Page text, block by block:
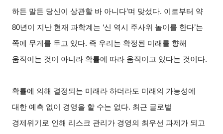
하든 말든 당신이 상관할 바 아니다’며 맞섰다. 이로부터 약
80년이 지난 현재 과학계는 ‘신 역시 주사위 놀이를 한다’는
쪽에 무게를 두고 있다. 즉 우리는 확정된 미래를 향해
움직이는 것이 아니라 확률에 따라 움직이고 있다는 것이다.
확률에 의해 결정되는 미래라 하더라도 미래의 가능성에
대한 예측 없이 경영을 할 수는 없다. 최근 글로벌
경제위기로 인해 리스크 관리가 경영의 최우선 과제가 되고